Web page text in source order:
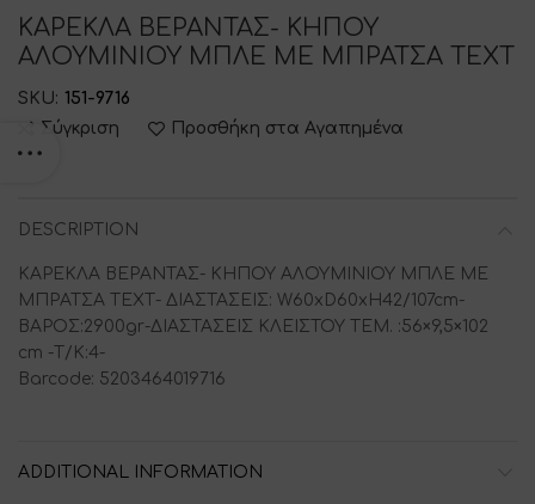
ΚΑΡΕΚΛΑ ΒΕΡΑΝΤΑΣ- ΚΗΠΟΥ
ΑΛΟΥΜΙΝΙΟΥ ΜΠΛΕ ΜΕ ΜΠΡΑΤΣΑ ΤΕΧΤ
SKU: 151-9716
Σύγκριση
Προσθήκη στα Αγαπημένα
DESCRIPTION
ΚΑΡΕΚΛΑ ΒΕΡΑΝΤΑΣ- ΚΗΠΟΥ ΑΛΟΥΜΙΝΙΟΥ ΜΠΛΕ ΜΕ
ΜΠΡΑΤΣΑ ΤΕΧΤ- ΔΙΑΣΤΑΣΕΙΣ: W60xD60xH42/107cm-
ΒΑΡΟΣ:2900gr-ΔΙΑΣΤΑΣΕΙΣ ΚΛΕΙΣΤΟΥ ΤΕΜ. :56×9,5×102
cm -Τ/Κ:4-
Barcode: 5203464019716
ADDITIONAL INFORMATION